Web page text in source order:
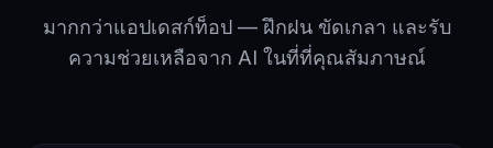
มากกว่าแอปเดสก์ท็อป — ฝึกฝน ขัดเกลา และรับ
ความช่วยเหลือจาก AI ในที่ที่คุณสัมภาษณ์